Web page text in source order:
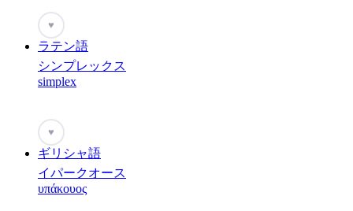
♥
ラテン語
シンプレックス
simplex
♥
ギリシャ語
イパークオース
υπάκουος